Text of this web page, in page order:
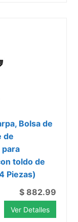
Bolsa de
de
para
toldo de
Piezas)
$ 882.99
Ver Detalles